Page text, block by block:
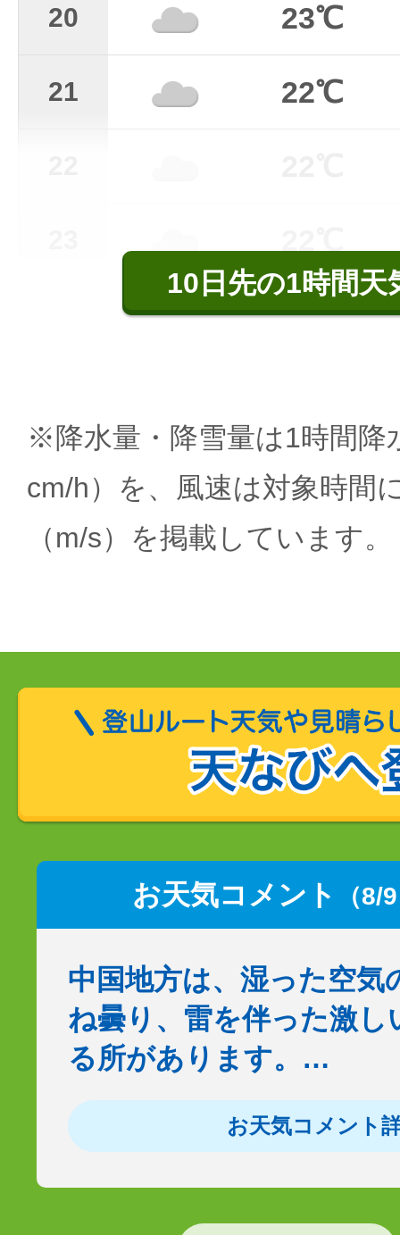
20 23℃
21 22℃
10日先の1時間天
※降水量・降雪量は1時間降
cm/h）を、風速は対象時間
（m/s）を掲載しています。
お天気コメント （8/
中国地方は、湿った空気
ね曇り、雷を伴った激し
る所があります。…
お天気コメント